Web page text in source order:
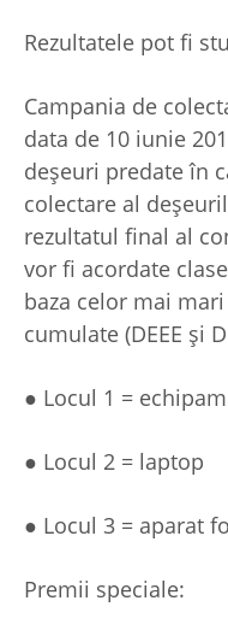
Rezultatele pot fi
Campania de
data de 10 iunie
deșeuri predate în
colectare al
rezultatul final al
vor fi acordate
baza celor mai
cumulate (DEEE şi
● Locul 1 =
● Locul 2 = laptop
● Locul 3 = aparat
Premii speciale: